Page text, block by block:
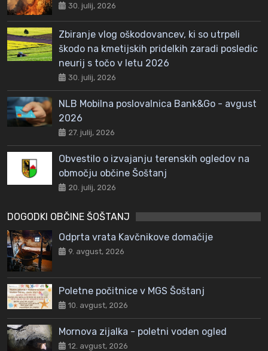
30. julij, 2026
Zbiranje vlog oškodovancev, ki so utrpeli
škodo na kmetijskih pridelkih zaradi posledic
neurij s točo v letu 2026
30. julij, 2026
NLB Mobilna poslovalnica Bank&Go - avgust
2026
27. julij, 2026
Obvestilo o izvajanju terenskih ogledov na
območju občine Šoštanj
20. julij, 2026
DOGODKI OBČINE ŠOŠTANJ
Odprta vrata Kavčnikove domačije
9. avgust, 2026
Poletne počitnice v MGS Šoštanj
10. avgust, 2026
Mornova zijalka - poletni voden ogled
12. avgust, 2026